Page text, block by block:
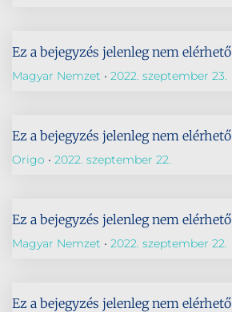
Ez a bejegyzés jelenleg nem elérhető
Magyar Nemzet 2022. szeptember 23.
Ez a bejegyzés jelenleg nem elérhető
Origo 2022. szeptember 22.
Ez a bejegyzés jelenleg nem elérhető
Magyar Nemzet 2022. szeptember 22.
Ez a bejegyzés jelenleg nem elérhető